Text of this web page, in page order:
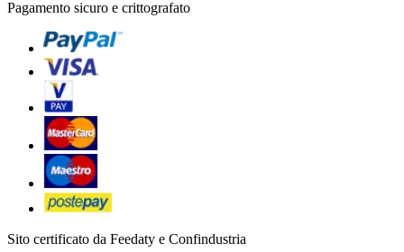
Pagamento sicuro e crittografato
Sito certificato da Feedaty e Confindustria